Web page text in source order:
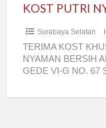
Surabaya Selatan
TERIMA KOST
NYAMAN BERSIH
GEDE VI-G NO. 67